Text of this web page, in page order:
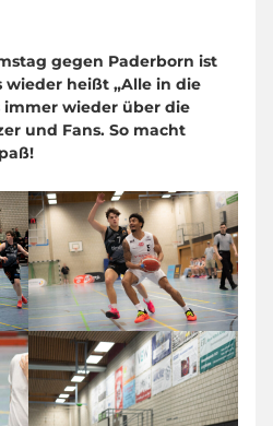
gegen Paderborn ist
wieder heißt „Alle in die
immer wieder über die
und Fans. So macht